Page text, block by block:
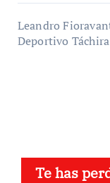
Leandro
Deportivo Táchira
Te has